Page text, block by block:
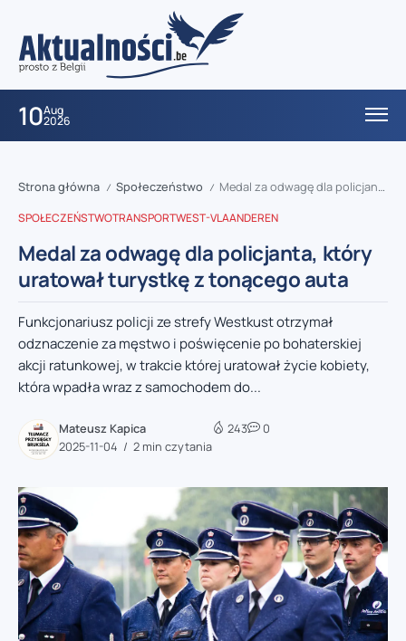
10Aug
2026
Strona główna / Społeczeństwo / Medal za odwagę dla policjanta, który uratował turystkę z tonącego auta
SPOŁECZEŃSTWOTRANSPORTWEST-VLAANDEREN
Medal za odwagę dla policjanta, który
uratował turystkę z tonącego auta
Funkcjonariusz policji ze strefy Westkust otrzymał
odznaczenie za męstwo i poświęcenie po bohaterskiej
akcji ratunkowej, w trakcie której uratował życie kobiety,
która wpadła wraz z samochodem do...
Mateusz Kapica
2025-11-04
2 min czytania
243 0